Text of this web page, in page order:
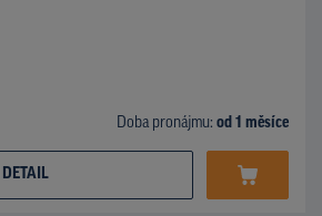
Doba pronájmu: od 1 měsíce
DETAIL